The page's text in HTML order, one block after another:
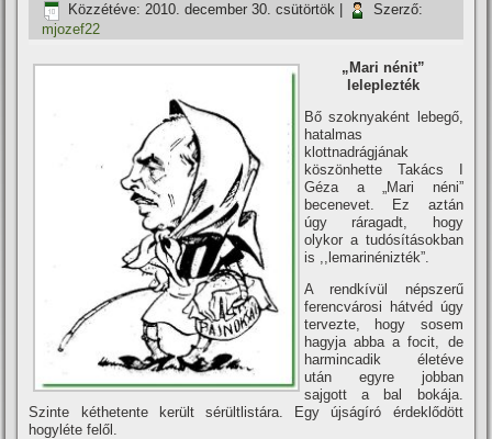
Közzétéve: 2010. december 30. csütörtök
Szerző:
mjozef22
„Mari nénit”
leleplezték
Bő szoknyaként lebegő,
hatalmas
klottnadrágjának
köszönhette Takács I
Géza a „Mari néni”
becenevet. Ez aztán
úgy ráragadt, hogy
olykor a tudósí­tásokban
is ,,lemarinénizték”.
A rendkí­vül népszerű
ferencvárosi hátvéd úgy
tervezte, hogy sosem
hagyja abba a focit, de
harmincadik életéve
után egyre jobban
sajgott a bal bokája.
Szinte kéthetente került sérültlistára. Egy újságí­ró érdeklődött
hogyléte felől.